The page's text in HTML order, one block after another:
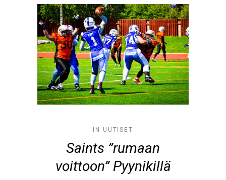
IN UUTISET
Saints ”rumaan
voittoon” Pyynikillä